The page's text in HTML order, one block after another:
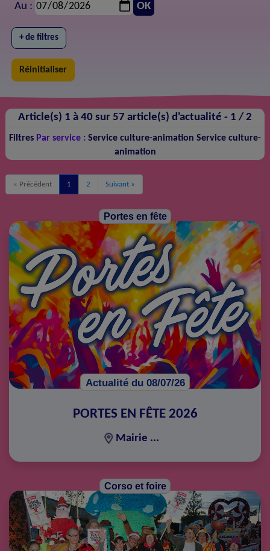
Au :
OK
+ de filtres
Réinitialiser
Article(s) 1 à 40 sur 57 article(s) d'actualité - 1 / 2
Filtres Par service : Service culture-animation Service culture-
animation
« Précédent 1 2 Suivant »
Portes en fête
Actualité du 08/07/26
PORTES EN FÊTE 2026
Mairie ...
Corso et foire